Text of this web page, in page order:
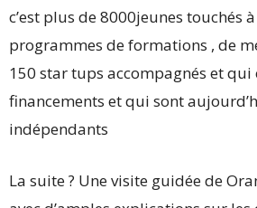
c’est plus de 8000jeunes touchés
programmes de formations , de
150 star tups accompagnés et qui
financements et qui sont
indépendants
La suite ? Une visite guidée de